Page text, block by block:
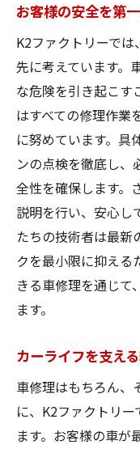
お客様の安全を第
K2ファクトリーで
先に考えています。
な危険を引き起こす
はすべての修理作業
に努めています。具
ンの点検を徹底し、
全性を確保します。
説明を行い、安心し
たちの技術者は最新
クを最小限に抑える
きる車修理を通じて
ます。
カーライフを支え
車修理はもちろん、
に、K2ファクトリ
ます。お客様の車が